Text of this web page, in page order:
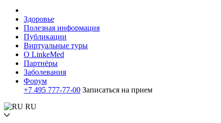
Здоровье
Полезная информация
Публикации
Виртуальные туры
О LinkeMed
Партнёры
Заболевания
Форум
+7 495 777-77-00 Записаться на прием
RU